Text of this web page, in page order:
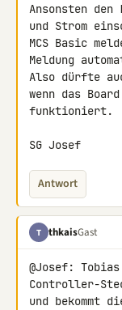
Ansonsten
und Strom
MCS Basic
Meldung
Also dürfte
wenn das Board
funktioniert.
SG Josef
Antwort
T thkaisGast
@Josef:
Controller-
und bekommt